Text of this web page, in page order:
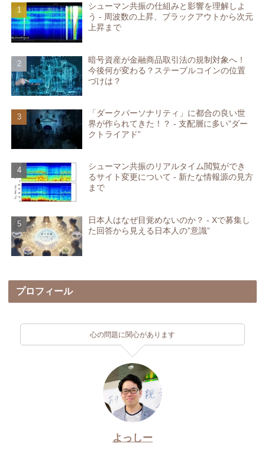
シューマン共振の仕組みと影響を理解しよ
う - 周波数の上昇、ブラックアウトから次元
上昇まで
暗号資産が金融商品取引法の規制対象へ！
今後何が変わる？ステーブルコインの位置
づけは？
「ダークパーソナリティ」に都合の良い世
界が作られてきた！？ - 支配層に多い”ダー
クトライアド”
シューマン共振のリアルタイム閲覧ができ
るサイト変更について - 新たな情報源の見方
まで
日本人はなぜ目覚めないのか？ - Xで募集し
た回答から見える日本人の”意識”
プロフィール
心の問題に関心があります
よっしー